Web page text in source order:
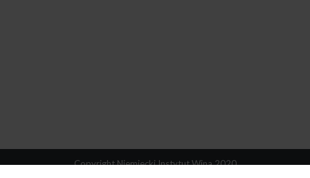
Copyright Niemiecki Instytut Wina 2020